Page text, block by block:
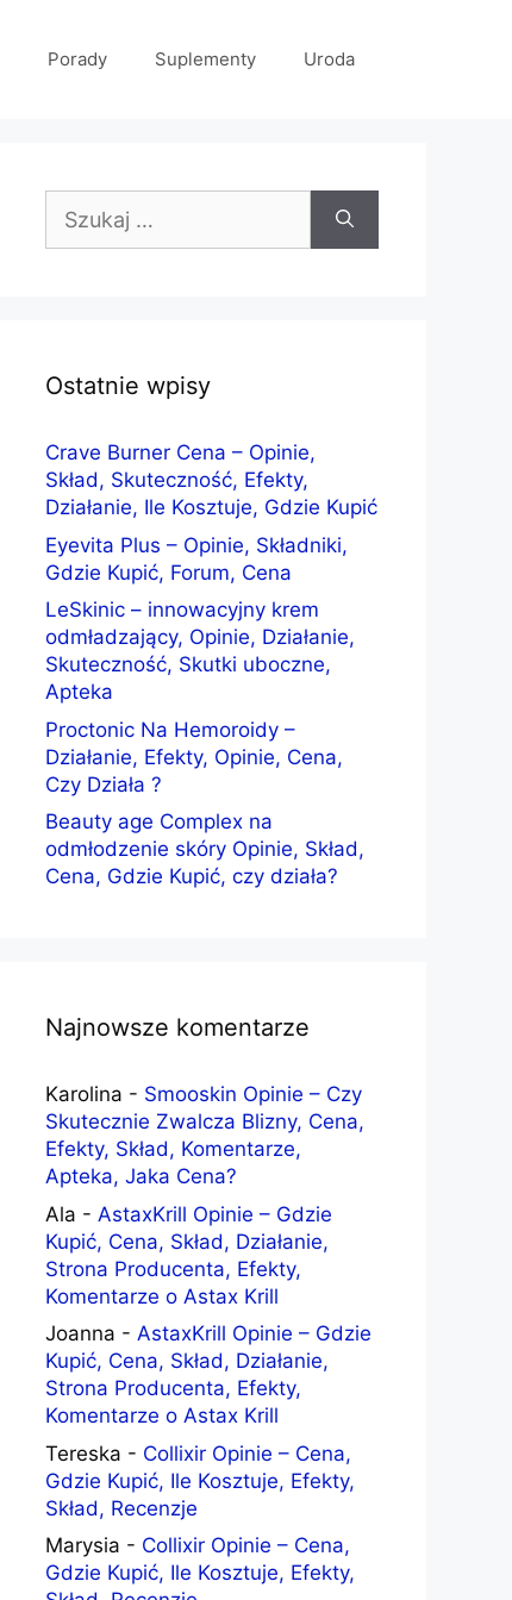
Porady Suplementy Uroda
Ostatnie wpisy
Crave Burner Cena – Opinie,
Skład, Skuteczność, Efekty,
Działanie, Ile Kosztuje, Gdzie Kupić
Eyevita Plus – Opinie, Składniki,
Gdzie Kupić, Forum, Cena
LeSkinic – innowacyjny krem
odmładzający, Opinie, Działanie,
Skuteczność, Skutki uboczne,
Apteka
Proctonic Na Hemoroidy –
Działanie, Efekty, Opinie, Cena,
Czy Działa ?
Beauty age Complex na
odmłodzenie skóry Opinie, Skład,
Cena, Gdzie Kupić, czy działa?
Najnowsze komentarze
Karolina - Smooskin Opinie – Czy
Skutecznie Zwalcza Blizny, Cena,
Efekty, Skład, Komentarze,
Apteka, Jaka Cena?
Ala - AstaxKrill Opinie – Gdzie
Kupić, Cena, Skład, Działanie,
Strona Producenta, Efekty,
Komentarze o Astax Krill
Joanna - AstaxKrill Opinie – Gdzie
Kupić, Cena, Skład, Działanie,
Strona Producenta, Efekty,
Komentarze o Astax Krill
Tereska - Collixir Opinie – Cena,
Gdzie Kupić, Ile Kosztuje, Efekty,
Skład, Recenzje
Marysia - Collixir Opinie – Cena,
Gdzie Kupić, Ile Kosztuje, Efekty,